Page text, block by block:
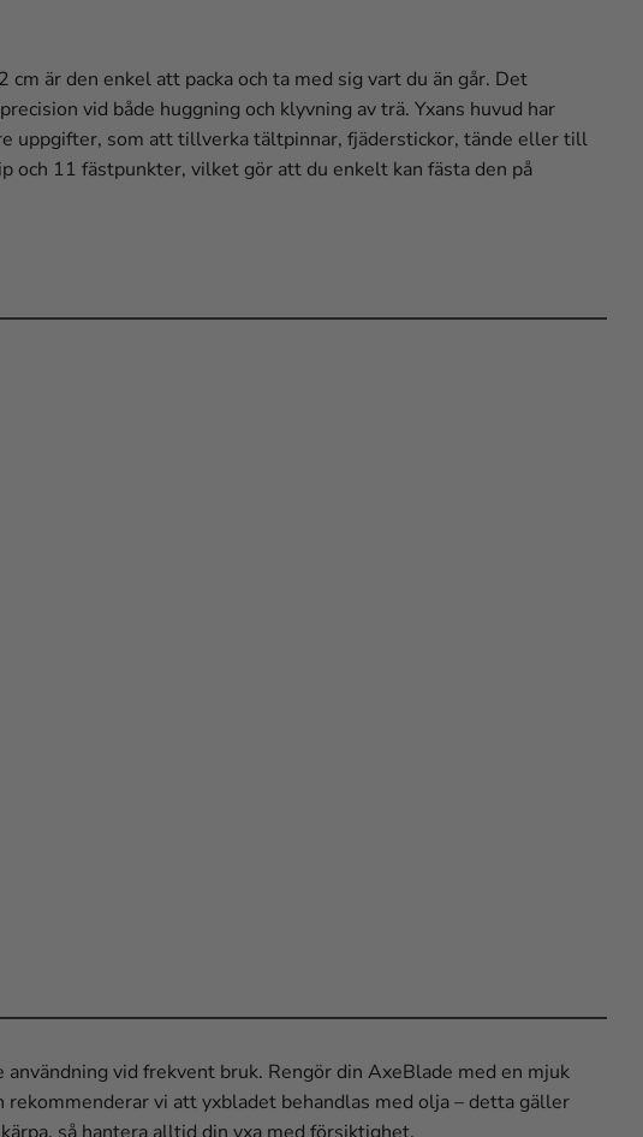
är den enkel att packa och ta med sig vart du än går. Det
vid både huggning och klyvning av trä. Yxans huvud har
uppgifter, som att tillverka tältpinnar, fjäderstickor, tände eller till
och 11 fästpunkter, vilket gör att du enkelt kan fästa den på
vid frekvent bruk. Rengör din AxeBlade med en mjuk
vi att yxbladet behandlas med olja – detta gäller